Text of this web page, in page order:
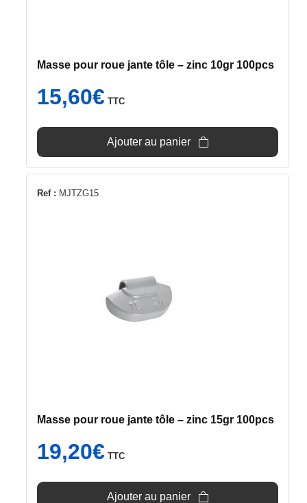
Masse pour roue jante tôle – zinc 10gr 100pcs
15,60€ TTC
Ajouter au panier
Ref : MJTZG15
Masse pour roue jante tôle – zinc 15gr 100pcs
19,20€ TTC
Ajouter au panier